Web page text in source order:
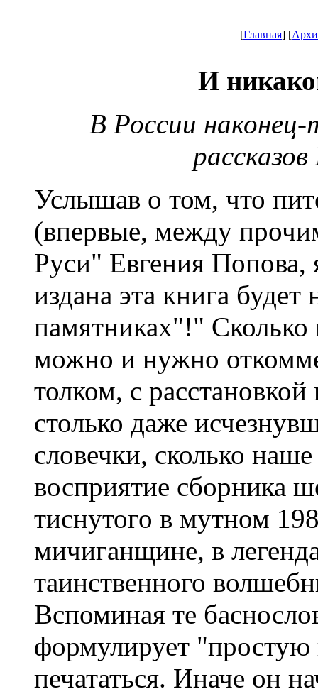
[Главная] [
И
В России
Услышав о том, что
(впервые, между
Руси" Евгения
издана эта книга
памятниках"!" Сколько
можно и нужно
толком, с
столько даже
словечки, сколько
восприятие сборника
тиснутого в мутном
мичиганщине, в
таинственного
Вспоминая те
формулирует
печататься. Иначе он